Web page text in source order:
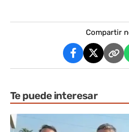
Compartir
Te puede interesar